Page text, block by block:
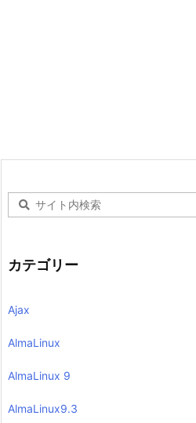
カテゴリー
Ajax
AlmaLinux
AlmaLinux 9
AlmaLinux9.3